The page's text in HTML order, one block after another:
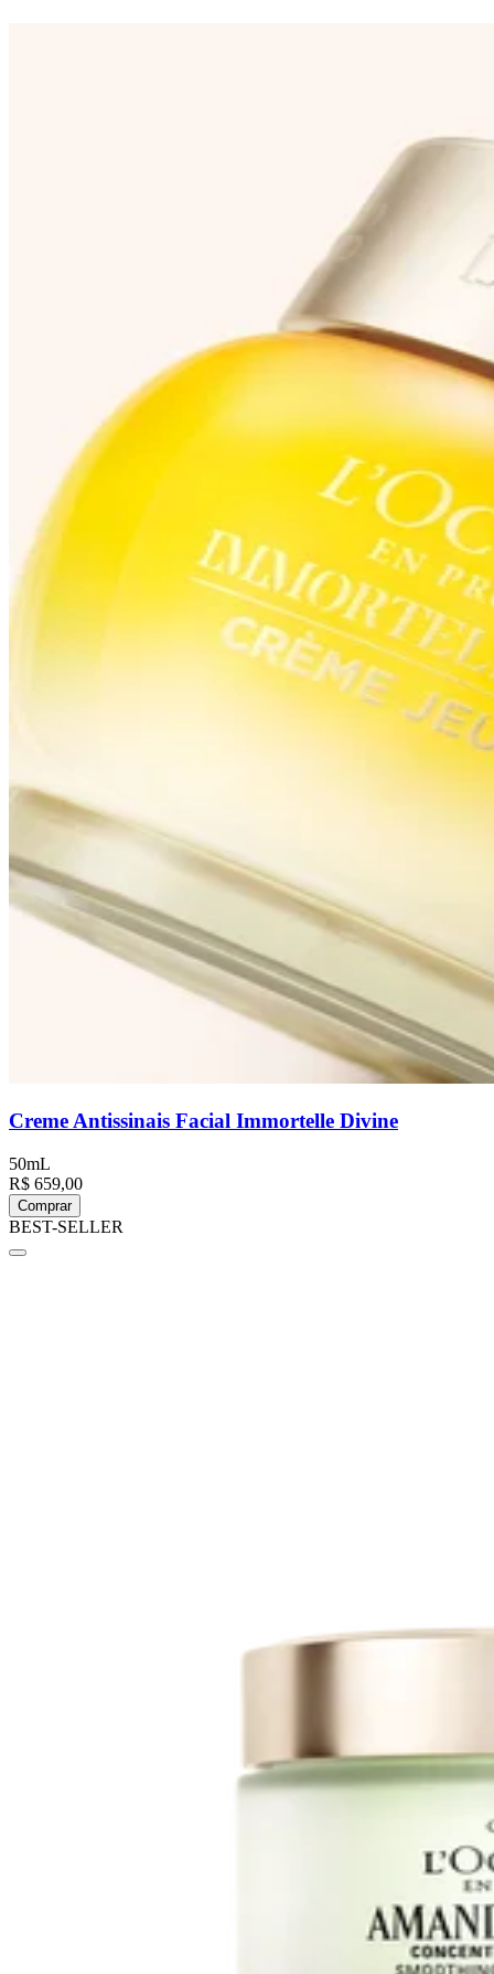
Creme Antissinais Facial Immortelle Divine
50mL
R$ 659,00
Comprar
BEST-SELLER